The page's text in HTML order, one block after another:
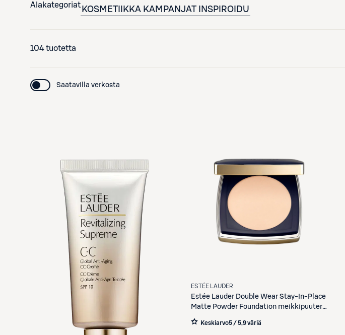
Alakategoriat KOSMETIIKKA KAMPANJAT INSPIROIDU
104 tuotetta
Saatavilla verkosta
ESTÉE LAUDER
Estée Lauder Double Wear Stay-In-Place
Matte Powder Foundation meikkipuuteri
11 g
Keskiarvo5 / 5,9 väriä